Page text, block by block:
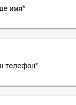
имя*
телефон*
класс
станиной, класс